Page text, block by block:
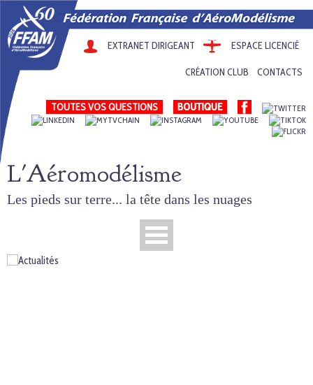
EXTRANET DIRIGEANT ESPACE LICENCIÉ
CRÉATION CLUB CONTACTS
TOUTES VOS QUESTIONS
L'Aéromodélisme
Les pieds sur terre... la tête dans les nuages